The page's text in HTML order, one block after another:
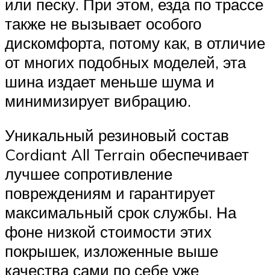
или песку. При этом, езда по трассе
также не вызывает особого
дискомфорта, потому как, в отличие
от многих подобных моделей, эта
шина издает меньше шума и
минимизирует вибрацию.
Уникальный резиновый состав
Cordiant All Terrain обеспечивает
лучшее сопротивление
повреждениям и гарантирует
максимальный срок службы. На
фоне низкой стоимости этих
покрышек, изложенные выше
качества сами по себе уже